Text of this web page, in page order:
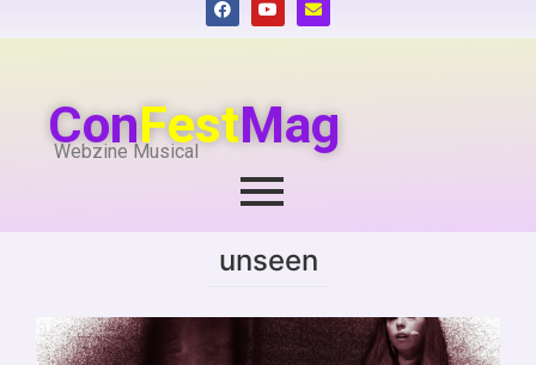
ConFestMag
Webzine Musical
unseen